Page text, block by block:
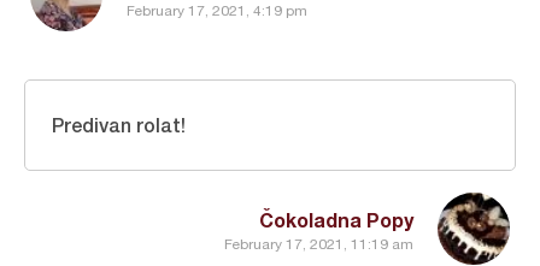
February 17, 2021, 4:19 pm
Čokoladna Popy
February 17, 2021, 11:19 am
Predivan rolat!